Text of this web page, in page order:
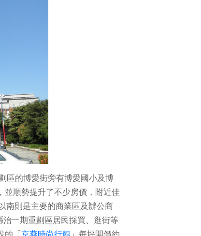
區的博愛街旁有博愛國小及博
並順勢提升了不少房價，附近佳
南則是主要的商業區及辦公商
一期重劃區居民採買、逛街等
的「 京燕時尚行館 」每坪開價約